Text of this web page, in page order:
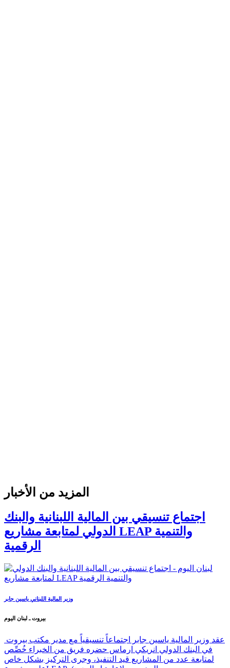
المزيد من الأخبار
اجتماع تنسيقي بين المالية اللبنانية والبنك
الدولي لمتابعة مشاريع LEAP والتنمية
الرقمية
وزير المالية اللبناني ياسين جابر
بيروت ـ لبنان اليوم
في البنك الدولي انريكي ارماس حضره فريق من الخبراء خُصِّص
لمتابعة عدد من المشاريع قيد التنفيذ، وجرى التركيز بشكل خاص